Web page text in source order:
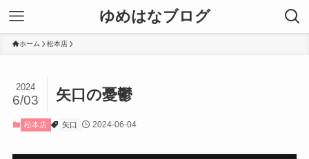
ゆめはなブログ
ホーム 松本店
矢口の憂鬱
2024
6/03
松本店 矢口 2024-06-04